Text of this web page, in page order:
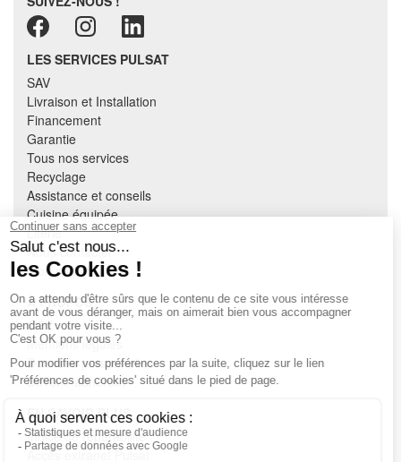
LES SERVICES PULSAT
SAV
Livraison et Installation
Financement
Garantie
Tous nos services
Recyclage
Assistance et conseils
Cuisine équipée
Literie
Nous contacter
Mon compte
À PROPOS
CGV
Mentions légales
Données personnelles
Devenir adhérent
EN SAVOIR PLUS
Indice de réparabilité
Accès extranet Pulsat